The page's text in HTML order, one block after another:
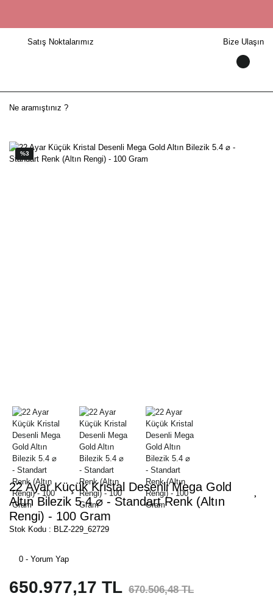
Satış Noktalarımız Bize Ulaşın
%3
22 Ayar Küçük Kristal Desenli Mega Gold
Altın Bilezik 5.4 ⌀ - Standart Renk (Altın
Rengi) - 100 Gram
Stok Kodu : BLZ-229_62729
0 - Yorum Yap
650.977,17 TL 670.506,48 TL